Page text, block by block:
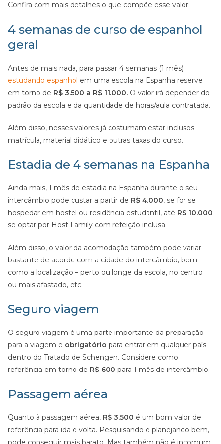
Confira com mais detalhes o que compõe esse valor:
4 semanas de curso de espanhol
geral
Antes de mais nada, para passar 4 semanas (1 mês)
estudando espanhol em uma escola na Espanha reserve
em torno de R$ 3.500 a R$ 11.000. O valor irá depender do
padrão da escola e da quantidade de horas/aula contratada.
Além disso, nesses valores já costumam estar inclusos
matrícula, material didático e outras taxas do curso.
Estadia de 4 semanas na Espanha
Ainda mais, 1 mês de estadia na Espanha durante o seu
intercâmbio pode custar a partir de R$ 4.000, se for se
hospedar em hostel ou residência estudantil, até R$ 10.000
se optar por Host Family com refeição inclusa.
Além disso, o valor da acomodação também pode variar
bastante de acordo com a cidade do intercâmbio, bem
como a localização – perto ou longe da escola, no centro
ou mais afastado, etc.
Seguro viagem
O seguro viagem é uma parte importante da preparação
para a viagem e obrigatório para entrar em qualquer país
dentro do Tratado de Schengen. Considere como
referência em torno de R$ 600 para 1 mês de intercâmbio.
Passagem aérea
Quanto à passagem aérea, R$ 3.500 é um bom valor de
referência para ida e volta. Pesquisando e planejando bem,
pode conseguir mais barato. Mas também não é incomum